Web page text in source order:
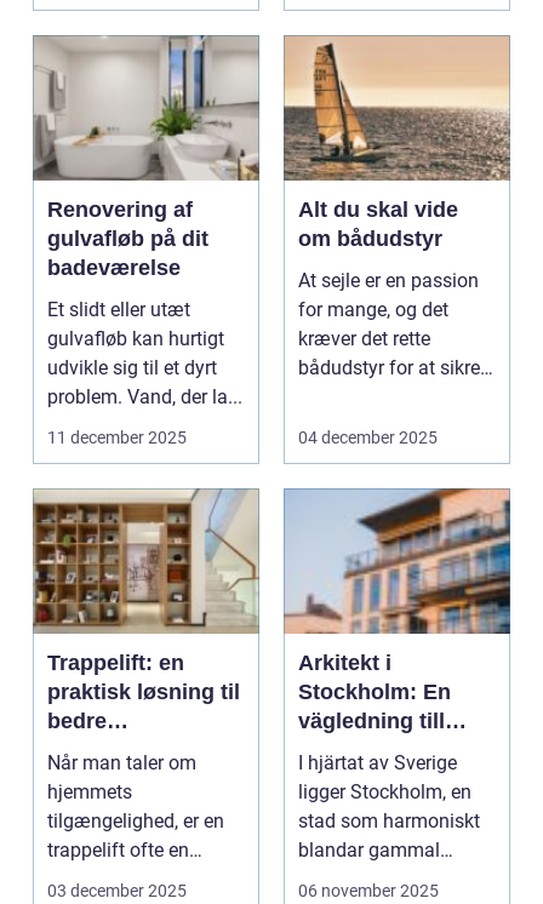
Renovering af
gulvafløb på dit
badeværelse
Et slidt eller utæt
gulvafløb kan hurtigt
udvikle sig til et dyrt
problem. Vand, der la...
11 december 2025
Alt du skal vide
om bådudstyr
At sejle er en passion
for mange, og det
kræver det rette
bådudstyr for at sikre
04 december 2025
Trappelift: en
praktisk løsning til
bedre
tilgængelighed i
hjemmet
Når man taler om
hjemmets
tilgængelighed, er en
trappelift ofte en
praktisk løsni...
03 december 2025
Arkitekt i
Stockholm: En
vägledning till
kreativ design och
hållbar utveckling
I hjärtat av Sverige
ligger Stockholm, en
stad som harmoniskt
blandar gammal
arkitektur med mod...
06 november 2025